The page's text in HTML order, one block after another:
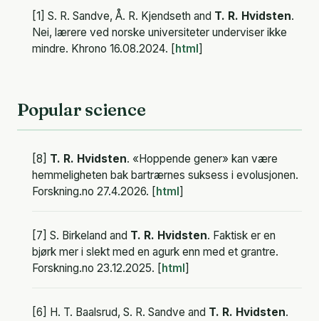
[1] S. R. Sandve, Å. R. Kjendseth and T. R. Hvidsten.
Nei, lærere ved norske universiteter underviser ikke
mindre. Khrono 16.08.2024. [html]
Popular science
[8] T. R. Hvidsten. «Hoppende gener» kan være
hemmeligheten bak bartrærnes suksess i evolusjonen.
Forskning.no 27.4.2026. [html]
[7] S. Birkeland and T. R. Hvidsten. Faktisk er en
bjørk mer i slekt med en agurk enn med et grantre.
Forskning.no 23.12.2025. [html]
[6] H. T. Baalsrud, S. R. Sandve and T. R. Hvidsten.